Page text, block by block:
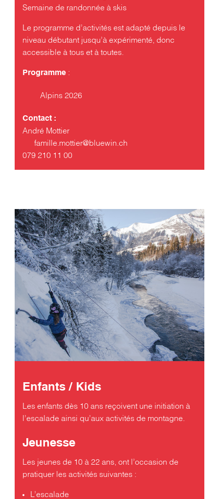
Semaine de randonnée à skis
Le programme d’activités est adapté depuis le
niveau débutant jusqu’à expérimenté, donc
accessible à tous et à toutes.
Programme :
Alpins 2026
Contact :
André Mottier
famille.mottier@bluewin.ch
079 210 11 00
Enfants / Kids
Les enfants dès 10 ans reçoivent une initiation à
l’escalade ainsi qu’aux activités de montagne.
Jeunesse
Les jeunes de 10 à 22 ans, ont l’occasion de
pratiquer les activités suivantes :
L’escalade